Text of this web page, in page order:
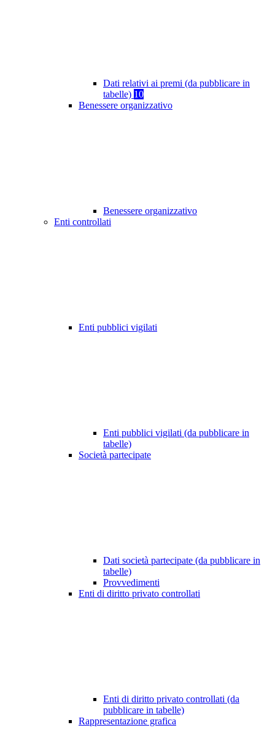
Dati relativi ai premi (da pubblicare in
tabelle) 10
Benessere organizzativo
Benessere organizzativo
Enti controllati
Enti pubblici vigilati
Enti pubblici vigilati (da pubblicare in
tabelle)
Società partecipate
Dati società partecipate (da pubblicare in
tabelle)
Provvedimenti
Enti di diritto privato controllati
Enti di diritto privato controllati (da
pubblicare in tabelle)
Rappresentazione grafica